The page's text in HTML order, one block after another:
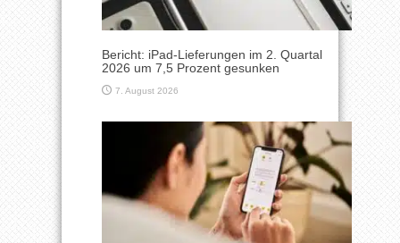
Bericht: iPad-Lieferungen im 2. Quartal
2026 um 7,5 Prozent gesunken
7. August 2026